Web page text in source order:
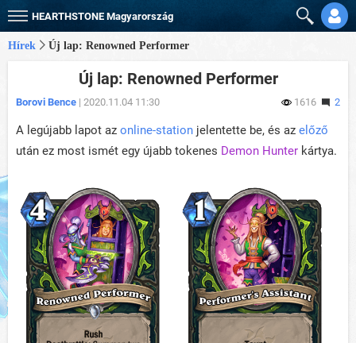
HEARTHSTONE Magyarország
Hírek Új lap: Renowned Performer
Új lap: Renowned Performer
Borovi Bence | 2020.11.04 11:30 1616 2
A legújabb lapot az online-station jelentette be, és az előző
után ez most ismét egy újabb tokenes Demon Hunter kártya.